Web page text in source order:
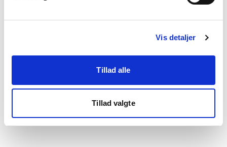
Vis detaljer
Tillad alle
Tillad valgte